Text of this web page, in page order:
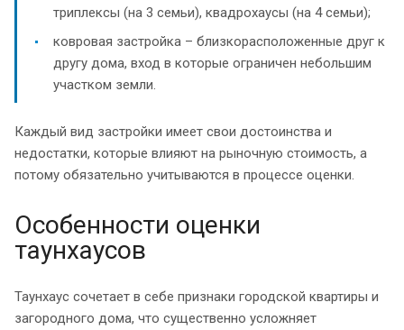
триплексы (на 3 семьи), квадрохаусы (на 4 семьи);
ковровая застройка – близкорасположенные друг к
другу дома, вход в которые ограничен небольшим
участком земли.
Каждый вид застройки имеет свои достоинства и
недостатки, которые влияют на рыночную стоимость, а
потому обязательно учитываются в процессе оценки.
Особенности оценки
таунхаусов
Таунхаус сочетает в себе признаки городской квартиры и
загородного дома, что существенно усложняет